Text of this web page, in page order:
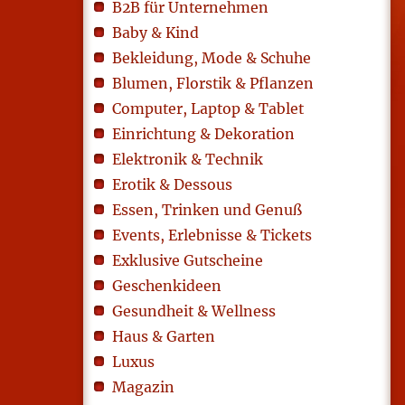
B2B für Unternehmen
Baby & Kind
Bekleidung, Mode & Schuhe
Blumen, Florstik & Pflanzen
Computer, Laptop & Tablet
Einrichtung & Dekoration
Elektronik & Technik
Erotik & Dessous
Essen, Trinken und Genuß
Events, Erlebnisse & Tickets
Exklusive Gutscheine
Geschenkideen
Gesundheit & Wellness
Haus & Garten
Luxus
Magazin